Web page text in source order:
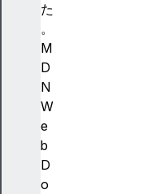
た
。
M
D
N
W
e
b
D
o